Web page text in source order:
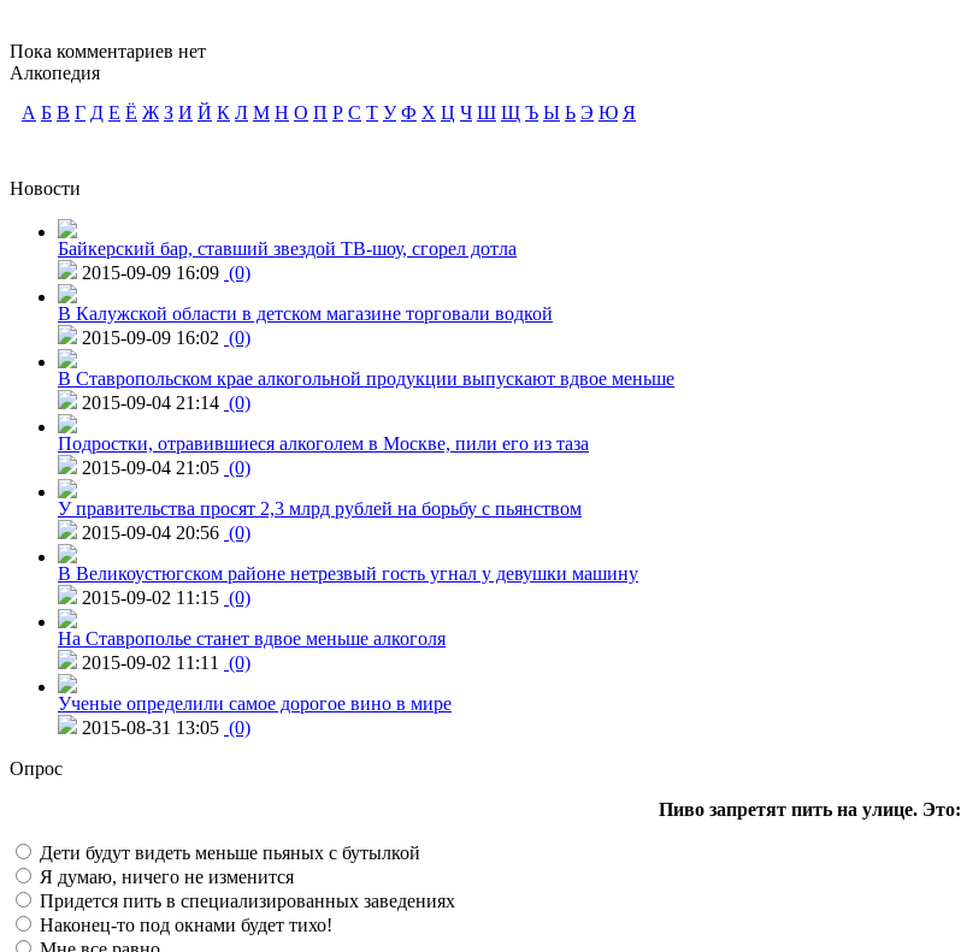
Пока комментариев нет
Алкопедия
А Б В Г Д Е Ё Ж З И Й К Л М Н О П Р С Т У Ф Х Ц Ч Ш Щ Ъ Ы Ь Э Ю Я
Новости
Байкерский бар, ставший звездой ТВ-шоу, сгорел дотла
2015-09-09 16:09 (0)
В Калужской области в детском магазине торговали водкой
2015-09-09 16:02 (0)
В Ставропольском крае алкогольной продукции выпускают вдвое меньше
2015-09-04 21:14 (0)
Подростки, отравившиеся алкоголем в Москве, пили его из таза
2015-09-04 21:05 (0)
У правительства просят 2,3 млрд рублей на борьбу с пьянством
2015-09-04 20:56 (0)
В Великоустюгском районе нетрезвый гость угнал у девушки машину
2015-09-02 11:15 (0)
На Ставрополье станет вдвое меньше алкоголя
2015-09-02 11:11
(0)
Ученые определили самое дорогое вино в мире
2015-08-31 13:05 (0)
Опрос
Пиво запретят пить на улице. Это:
Дети будут видеть меньше пьяных с бутылкой
Я думаю, ничего не изменится
Придется пить в специализированных заведениях
Наконец-то под окнами будет тихо!